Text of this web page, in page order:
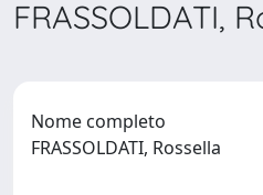
FRASSOLDATI,
Nome completo
FRASSOLDATI, Rossella